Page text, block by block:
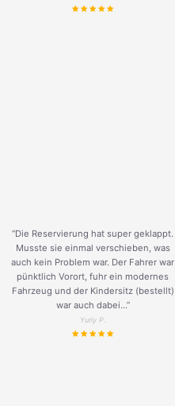
“Die Reservierung hat super geklappt.
Musste sie einmal verschieben, was
auch kein Problem war. Der Fahrer war
pünktlich Vorort, fuhr ein modernes
Fahrzeug und der Kindersitz (bestellt)
war auch dabei...”
Yuriy P.